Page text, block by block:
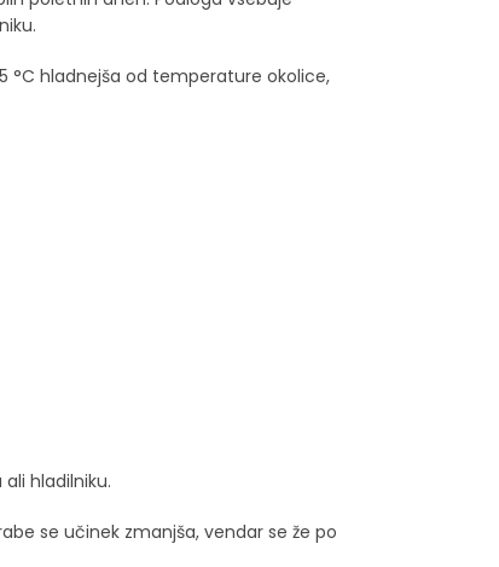
°C hladnejša od temperature okolice,
hladilniku.
se učinek zmanjša, vendar se že po